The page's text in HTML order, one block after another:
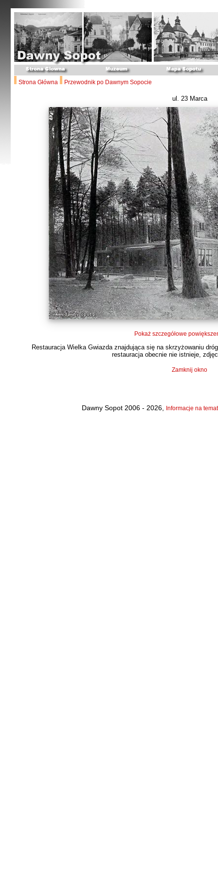
Strona Główna Przewodnik po Dawnym Sopocie
ul. 23 Marca
Pokaż szczegółowe
Restauracja Wielka Gwiazda znajdująca się na skrzyżowaniu
restauracja obecnie nie istnieje,
Zamknij okno
Dawny Sopot 2006 - 2026, Informacje na